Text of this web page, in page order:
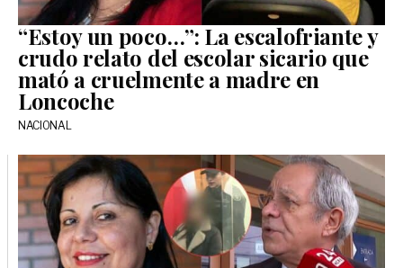
“Estoy un poco…”: La escalofriante y
crudo relato del escolar sicario que
mató a cruelmente a madre en
Loncoche
NACIONAL